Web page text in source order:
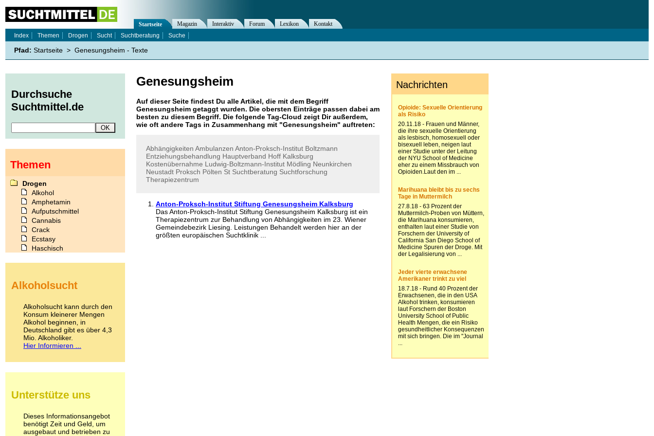
Genesungsheim
Auf dieser Seite findest Du alle Artikel, die mit dem Begriff
Genesungsheim getaggt wurden. Die obersten Einträge passen dabei am
besten zu diesem Begriff. Die folgende Tag-Cloud zeigt Dir außerdem,
wie oft andere Tags in Zusammenhang mit "Genesungsheim" auftreten:
Abhängigkeiten Ambulanzen Anton-Proksch-Institut Boltzmann
Entziehungsbehandlung Hauptverband Hoff Kalksburg
Kostenübernahme Ludwig-Boltzmann-Institut Mödling Neunkirchen
Neustadt Proksch Pölten St Suchtberatung Suchtforschung
Therapiezentrum
Anton-Proksch-Institut Stiftung Genesungsheim Kalksburg
Das Anton-Proksch-Institut Stiftung Genesungsheim Kalksburg ist ein
Therapiezentrum zur Behandlung von Abhängigkeiten im 23. Wiener
Gemeindebezirk Liesing. Leistungen Behandelt werden hier an der
größten europäischen Suchtklinik ...
Startseite Magazin Interaktiv Forum Lexikon
Kontakt
Index
Themen Drogen Sucht Suchtberatung Suche
Pfad: Startseite > Genesungsheim - Texte
Durchsuche
Suchtmittel.de
Themen
Drogen
Alkohol
Amphetamin
Aufputschmittel
Cannabis
Crack
Ecstasy
Haschisch
Kokain
LSD
Marihuana
Medikamente
Meskalin
Metamphetamin
Methadon
Pilze
Psychopharmaka
Schlafmittel
Schmerzmittel
Alkoholsucht
Alkoholsucht kann durch den
Konsum kleinerer Mengen
Alkohol beginnen, in
Deutschland gibt es über 4,3
Mio. Alkoholiker.
Hier Informieren ...
Unterstütze uns
Dieses Informationsangebot
benötigt Zeit und Geld, um
ausgebaut und betrieben zu